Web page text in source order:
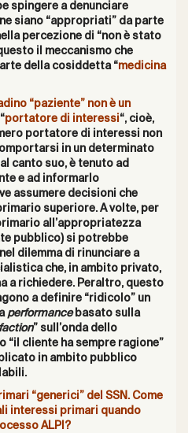
spingere a denunciare
siano “appropriati” da parte
percezione di “non è stato
il meccanismo che
della cosiddetta “medicina
“paziente” non è un
portatore di interessi“, cioè,
portatore di interessi non
in un determinato
canto suo, è tenuto ad
e ad informarlo
assumere decisioni che
superiore. A volte, per
all’appropriatezza
pubblico) si potrebbe
dilemma di rinunciare a
che, in ambito privato,
a richiedere. Peraltro, questo
a definire “ridicolo” un
performancebasato sulla
” sull’onda dello
cliente ha sempre ragione”
in ambito pubblico
“generici” del SSN. Come
interessi primari quando
ALPI?